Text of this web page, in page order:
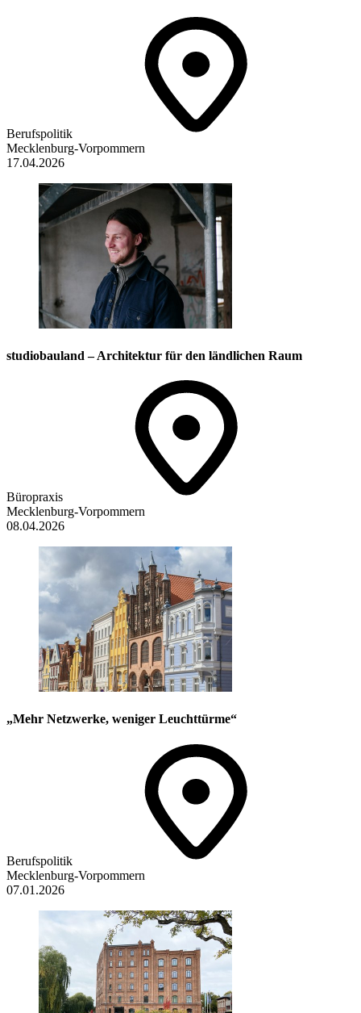
Berufspolitik
Mecklenburg-Vorpommern
17.04.2026
studiobauland – Architektur für den ländlichen Raum
Büropraxis
Mecklenburg-Vorpommern
08.04.2026
„Mehr Netzwerke, weniger Leuchttürme“
Berufspolitik
Mecklenburg-Vorpommern
07.01.2026